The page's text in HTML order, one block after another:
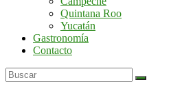
Yucatán
Quintana Roo
Yucatán
Gastronomía
Contacto